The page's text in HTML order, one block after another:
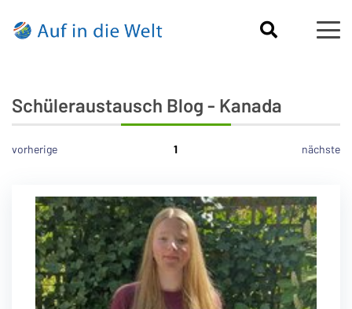
Schüleraustausch Blog - Kanada
vorherige 1 nächste